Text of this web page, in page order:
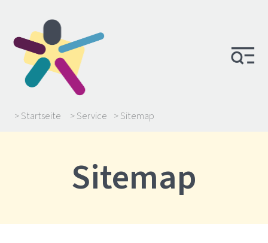
> Startseite > Service > Sitemap
Sitemap